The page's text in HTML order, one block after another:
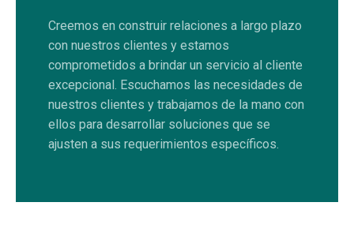
Creemos en construir relaciones a largo plazo
con nuestros clientes y estamos
comprometidos a brindar un servicio al cliente
excepcional. Escuchamos las necesidades de
nuestros clientes y trabajamos de la mano con
ellos para desarrollar soluciones que se
ajusten a sus requerimientos específicos.